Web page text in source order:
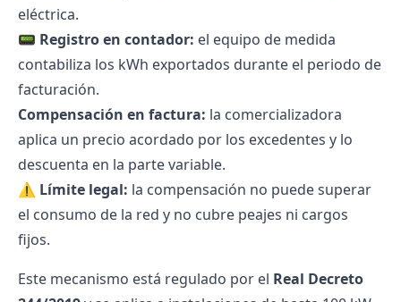
eléctrica.
📟 Registro en contador: el equipo de medida
contabiliza los kWh exportados durante el periodo de
facturación.
Compensación en factura: la comercializadora
aplica un precio acordado por los excedentes y lo
descuenta en la parte variable.
⚠️ Límite legal: la compensación no puede superar
el consumo de la red y no cubre peajes ni cargos
fijos.
Este mecanismo está regulado por el Real Decreto